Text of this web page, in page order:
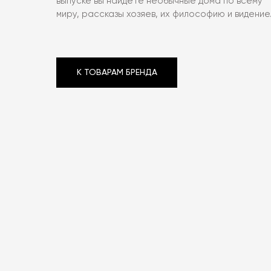
миру, рассказы хозяев, их философию и
К ТОВАРАМ БРЕНДА